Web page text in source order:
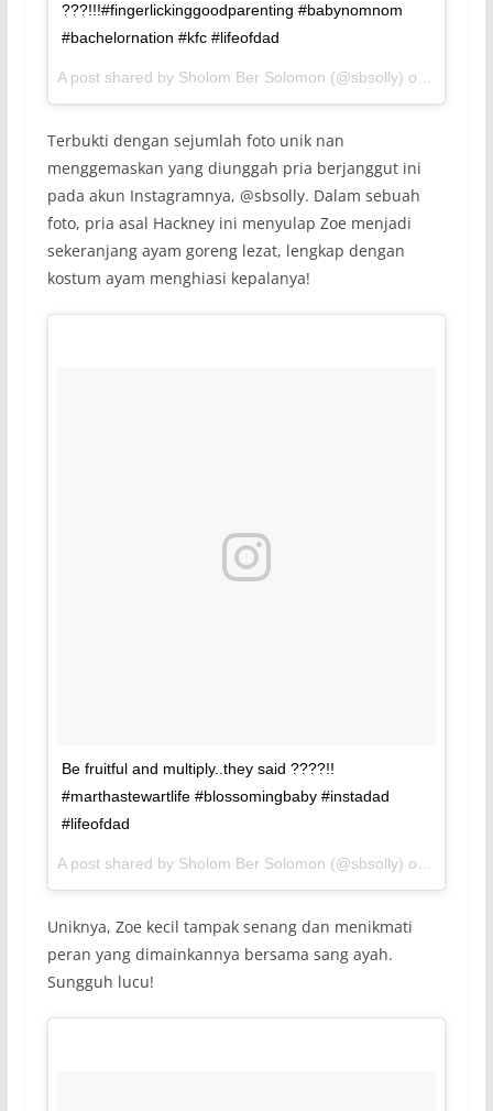
???!!!#fingerlickinggoodparenting #babynomnom
#bachelornation #kfc #lifeofdad
A post shared by Sholom Ber Solomon (@sbsolly) on
Terbukti dengan sejumlah foto unik nan
menggemaskan yang diunggah pria berjanggut ini
pada akun Instagramnya, @sbsolly. Dalam sebuah
foto, pria asal Hackney ini menyulap Zoe menjadi
sekeranjang ayam goreng lezat, lengkap dengan
kostum ayam menghiasi kepalanya!
Be fruitful and multiply..they said ????!!
#marthastewartlife #blossomingbaby #instadad
#lifeofdad
A post shared by Sholom Ber Solomon (@sbsolly) on Dec 21,
Uniknya, Zoe kecil tampak senang dan menikmati
peran yang dimainkannya bersama sang ayah.
Sungguh lucu!